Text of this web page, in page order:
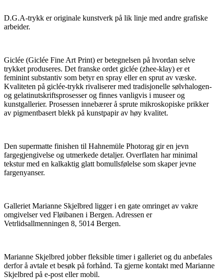
D.G.A-trykk er originale kunstverk på lik linje med andre grafiske
arbeider.
Giclée (Giclée Fine Art Print) er betegnelsen på hvordan selve
trykket produseres. Det franske ordet giclée (zhee-klay) er et
feminint substantiv som betyr en spray eller en sprut av væske.
Kvaliteten på giclée-trykk rivaliserer med tradisjonelle sølvhalogen-
og gelatinutskriftsprosesser og finnes vanligvis i museer og
kunstgallerier. Prosessen innebærer å sprute mikroskopiske prikker
av pigmentbasert blekk på kunstpapir av høy kvalitet.
Den supermatte finishen til Hahnemüle Photorag gir en jevn
fargegjengivelse og utmerkede detaljer. Overflaten har minimal
tekstur med en kalkaktig glatt bomullsfølelse som skaper jevne
fargenyanser.
Galleriet Marianne Skjelbred ligger i en gate omringet av vakre
omgivelser ved Fløibanen i Bergen. Adressen er
Vetrlidsallmenningen 8, 5014 Bergen.
Marianne Skjelbred jobber fleksible timer i galleriet og du anbefales
derfor å avtale et besøk på forhånd. Ta gjerne kontakt med Marianne
Skjelbred på e-post eller mobil.